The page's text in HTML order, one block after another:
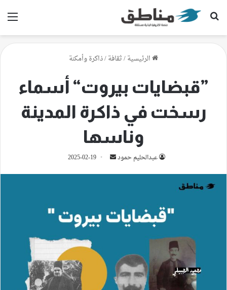
بحث عن
الرئيسية/ثقافة/ذاكرة وأمكنة
”قبضايات بيروت“ أسماء
رسخت في ذاكرة المدينة
وناسها
عبدالحليم حمود
أرسل 2025-02-19